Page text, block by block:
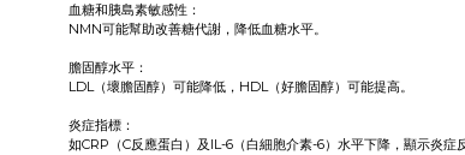
血糖和胰島素敏感性：
NMN可能幫助改善糖代謝，降低血糖水平。
膽固醇水平：
LDL（壞膽固醇）可能降低，HDL（好膽固醇）可能提高。
炎症指標：
如CRP（C反應蛋白）及IL-6（白細胞介素-6）水平下降，顯示炎症